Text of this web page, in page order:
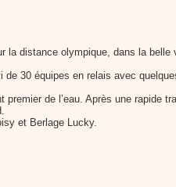
la distance olympique, dans la belle
30 équipes en relais avec
de l’eau. Après une rapide
et Berlage Lucky.